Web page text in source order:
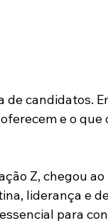
candidatos.
e o
Z, chegou
liderança e
para